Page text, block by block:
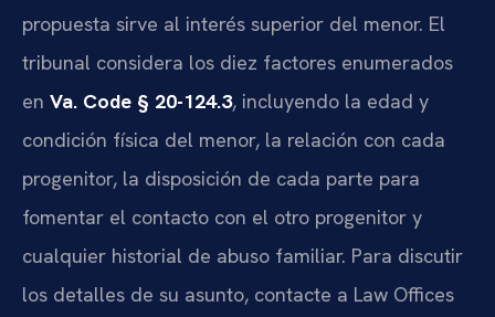
propuesta sirve al interés superior del menor. El
tribunal considera los diez factores enumerados
en Va. Code § 20-124.3, incluyendo la edad y
condición física del menor, la relación con cada
progenitor, la disposición de cada parte para
fomentar el contacto con el otro progenitor y
cualquier historial de abuso familiar. Para discutir
los detalles de su asunto, contacte a Law Offices